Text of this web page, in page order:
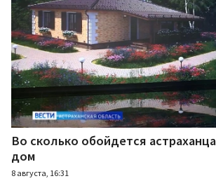
Во сколько обойдется
дом
8 августа, 16:31